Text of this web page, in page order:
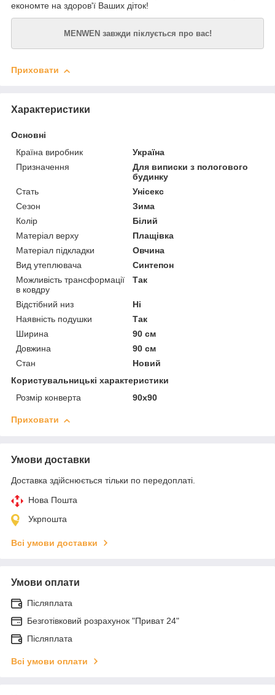
економте на здоров'ї Ваших діток!
MENWEN завжди піклується про вас!
Приховати
Характеристики
Основні
Країна виробник
Україна
Призначення
Для виписки з пологового
будинку
Стать
Унісекс
Сезон
Зима
Колір
Білий
Матеріал верху
Плащівка
Матеріал підкладки
Овчина
Вид утеплювача
Синтепон
Можливість трансформації
в ковдру
Так
Відстібний низ
Ні
Наявність подушки
Так
Ширина
90 см
Довжина
90 см
Стан
Новий
Користувальницькі характеристики
Розмір конверта
90х90
Приховати
Умови доставки
Доставка здійснюється тільки по передоплаті.
Нова Пошта
Укрпошта
Всі умови доставки
Умови оплати
Післяплата
Безготівковий розрахунок "Приват 24"
Післяплата
Всі умови оплати